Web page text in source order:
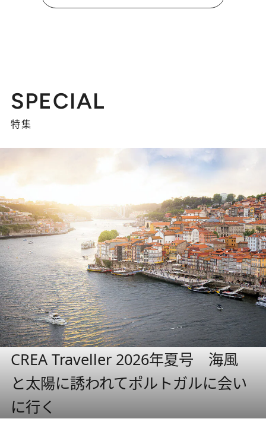
SPECIAL
特集
CREA Traveller 2026年夏号 海風
と太陽に誘われてポルトガルに会い
に行く